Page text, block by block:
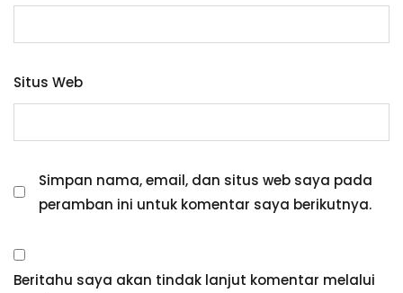
Situs Web
Simpan nama, email, dan situs web saya pada
peramban ini untuk komentar saya berikutnya.
Beritahu saya akan tindak lanjut komentar melalui